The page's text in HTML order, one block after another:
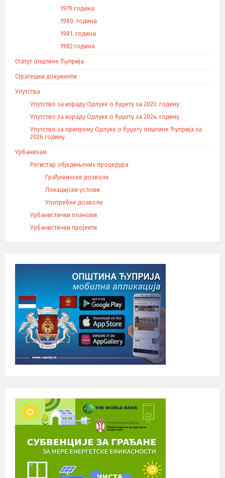
1979.година
1980. година
1981. година
1982.година
Статут општине Ћуприја
Стратешки документи
Упутства
Упутство за израду Одлуке о буџету за 2023. годину
Упутство за израду Одлуке о буџету за 2024. годину
Упутство за припрему Одлуке о буџету општине Ћуприја за
2026.годину
Урбанизам
Регистар обједињених процедура
Грађевинске дозволе
Локацијски услови
Употребне дозволе
Урбанистички планови
Урбанистички пројекти